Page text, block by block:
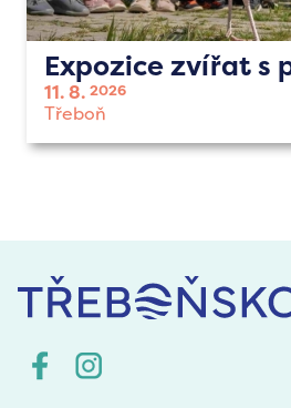
Expozice zvířat s
11. 8. 2026
Třeboň